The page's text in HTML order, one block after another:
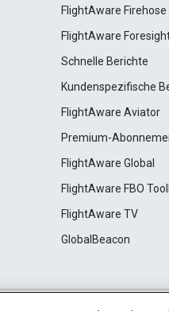
FlightAware Firehose
FlightAware
Schnelle Berichte
Kundenspezifische
FlightAware Aviator
Premium-
FlightAware Global
FlightAware FBO
FlightAware TV
GlobalBeacon